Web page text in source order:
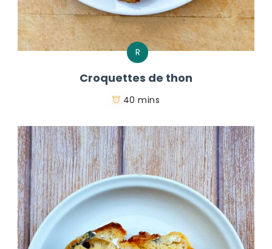
R
Croquettes de thon
40 mins